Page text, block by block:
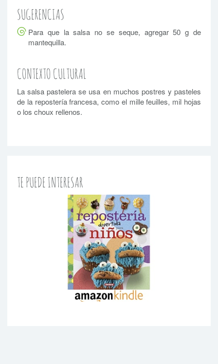
SUGERENCIAS
Para que la salsa no se seque, agregar 50 g de
mantequilla.
CONTEXTO CULTURAL
La salsa pastelera se usa en muchos postres y pasteles
de la repostería francesa, como el mille feuilles, mil hojas
o los choux rellenos.
TE PUEDE INTERESAR